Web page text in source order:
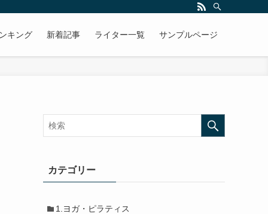
キング 新着記事 ライター一覧 サンプルページ
カテゴリー
1.ヨガ・ピラティス